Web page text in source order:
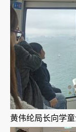
黄伟纶局长向学童